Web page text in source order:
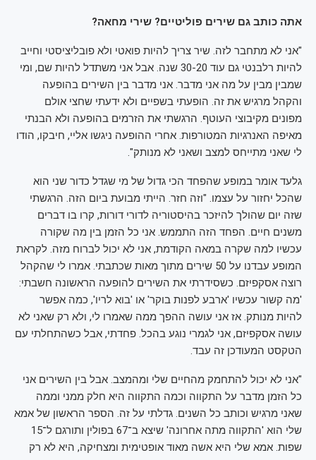
אתה כותב גם שירים פוליטיים? שירי מחאה?
"אני לא מתחבר לזה. שיר צריך להיות פואטי ולא פובליציסטי וחייב
להיות רלבנטי גם עוד 30-20 שנה. אבל אני משתדל להיות שם, ומי
שמבין מבין על מה אני מדבר. אני מדבר בין השירים בהופעה
והקהל מרגיש את זה. הופעתי בשפיים ולא ידעתי שחצי אולם
מפונים מקיבוצי העוטף. הרגשתי את הזרמים בהופעה ולא הבנתי
מאיפה האנרגיות המטורפות. אחרי ההופעה ניגשו אליי, חיבקו, הודו
לי שאני מתייחס למצב ושאני לא מנותק".
גלעד אומר במופע שהפחד הכי גדול של מי שגדל כדור שני הוא
שהכל יחזור על עצמו. "וזה חזר. הייתי מבועת ביום הזה. הרגשתי
שזה יום שהולך להיזכר בהיסטוריה לדורי דורות, קרו בו דברים
משנים חיים. הפחד הזה התממש. אני כל הזמן בין מה שקורה
עכשיו למה שקרה במאה הקודמת, אני לא יכול לברוח מזה. לקראת
המופע עבדנו על 50 שירים מתוך מאות שכתבתי. אמרו לי שהקהל
רוצה אסקפיזם. כשסידרתי את השירים להופעה הראשונה חשבתי:
'מה קשור עכשיו 'ארבע לפנות בוקר' או 'בוא לריו', כמה אפשר
להיות מנותק. אז אני עושה ההפך ממה שאמרו לי, ולא רק שאני לא
עושה אסקפיזם, אני לגמרי נוגע בהכל. פחדתי, אבל כשהתחלתי עם
הטקסט המעודכן זה עבד.
"אני לא יכול להתחמק מהחיים שלי ומהמצב. אבל בין השירים אני
כל הזמן מדבר על התקווה וכמה התקווה היא חלק ממני וממה
שאני מרגיש וכותב כל השנים. גדלתי על זה. הספר הראשון של אמא
שלי הוא 'התקווה מתה אחרונה' שיצא ב־67 בפולין ותורגם ל־15
שפות. אמא שלי היא אשה מאוד אופטימית ומצחיקה, היא לא רק